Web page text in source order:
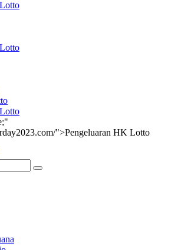
">Pengeluaran HK Lotto